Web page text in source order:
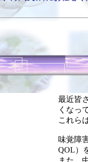
最近皆
くなっ
これら
味覚障
QOL）
また、